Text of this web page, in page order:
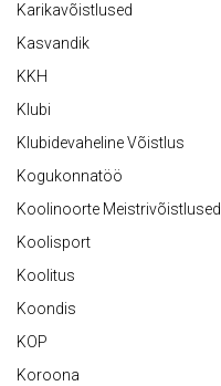
Karikavõistlused
Kasvandik
KKH
Klubi
Klubidevaheline Võistlus
Kogukonnatöö
Koolinoorte Meistrivõistlused
Koolisport
Koolitus
Koondis
KOP
Koroona